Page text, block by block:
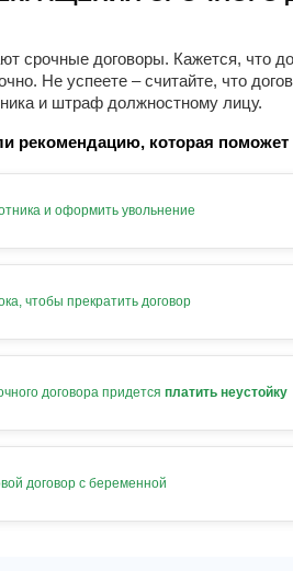
срочные договоры. Кажется, что
Не успеете – считайте, что
и штраф должностному лицу.
рекомендацию, которая
и оформить увольнение
чтобы прекратить договор
договора придется платить неустойку
договор с беременной